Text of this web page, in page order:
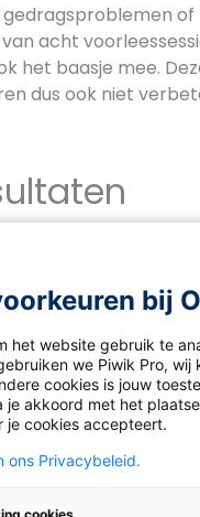
acht
het baasje mee.
dus ook niet
als
het lezen en ouders
kan een
Want het is niet
spreken. Goed
in eeninterview met
daarom ook niet
bij
het website gebruik te
we Piwik Pro,
cookies is jouw
je akkoord met het
je cookies accepteert.
ons Privacybeleid.
cookies